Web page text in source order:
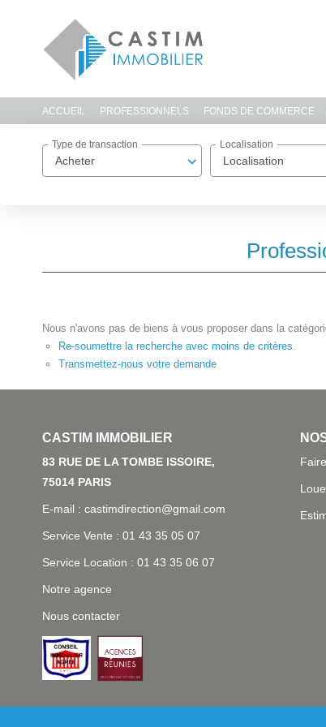
ACCUEIL PROFESSIONNELS FONDS DE COMMERCE
Acheter
Type de transaction
Localisation
Localisation
Nous n'avons pas de biens à vous proposer dans la
Re-soumettre la recherche avec moins de critères.
Transmettez-nous votre demande
L'AGENCE
83 RUE DE LA TOMBE ISSOIRE, 75014
PARIS
E-mail : castimdirection@gmail.com
Service Vente : 01 43 35 05 07
Service Location : 01 43 35 06 07
Notre agence
Nous contacter